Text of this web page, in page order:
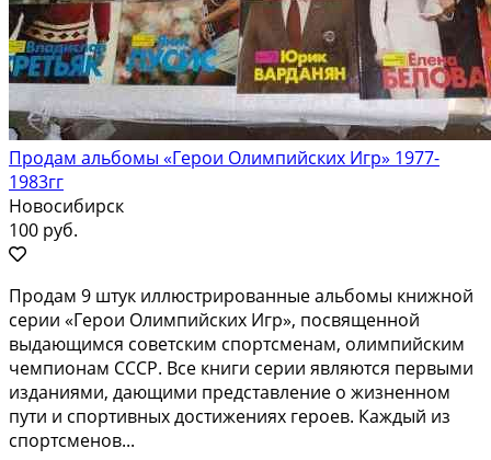
Продам альбомы «Герои Олимпийских Игр» 1977-
1983гг
Новосибирск
100 руб.
Продам 9 штук иллюстрированные альбомы книжной
серии «Герои Олимпийских Игр», посвященной
выдающимся советским спортсменам, олимпийским
чемпионам СССР. Все книги серии являются первыми
изданиями, дающими представление о жизненном
пути и спортивных достижениях героев. Каждый из
спортсменов...